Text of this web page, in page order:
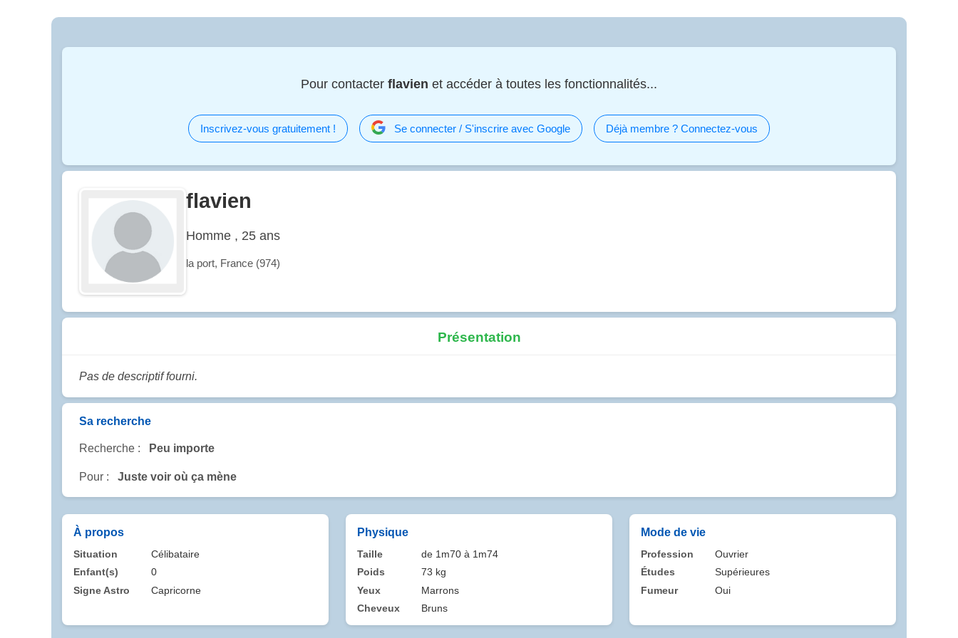
Pour contacter flavien et accéder à toutes les fonctionnalités...
Inscrivez-vous gratuitement ! Se connecter / S'inscrire avec Google Déjà membre ? Connectez-vous
flavien
Homme , 25 ans
la port, France (974)
Présentation
Pas de descriptif fourni.
Sa recherche
Recherche : Peu importe
Pour : Juste voir où ça mène
À propos
Situation
Célibataire
Enfant(s)
0
Signe Astro
Capricorne
Physique
Taille
de 1m70 à 1m74
Poids
73 kg
Yeux
Marrons
Cheveux
Bruns
Mode de vie
Profession
Ouvrier
Études
Supérieures
Fumeur
Oui